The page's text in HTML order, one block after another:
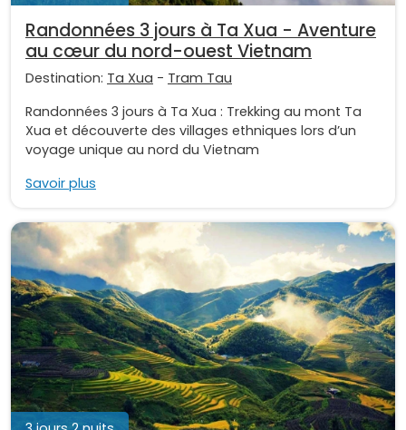
Randonnées 3 jours à Ta Xua - Aventure
au cœur du nord-ouest Vietnam
Destination: Ta Xua - Tram Tau
Randonnées 3 jours à Ta Xua : Trekking au mont Ta
Xua et découverte des villages ethniques lors d’un
voyage unique au nord du Vietnam
Savoir plus